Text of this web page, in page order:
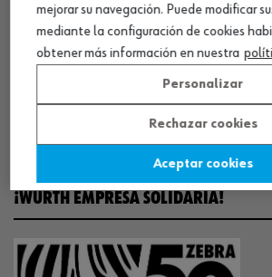
COMUNICACIÓN
NUESTROS CERTIFICADOS
¡WÜRTH EMPRESA SOLIDARIA!
mejorar su navegación. Puede modificar
mediante la configuración de cookies
obtener más información en nuestra
Personalizar
Rechazar cookies
Aceptar cookies